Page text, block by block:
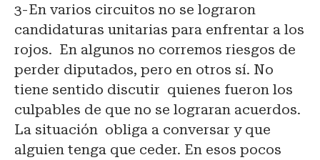
3-En varios circuitos no se lograron
candidaturas unitarias para enfrentar a los
rojos. En algunos no corremos riesgos de
perder diputados, pero en otros sí. No
tiene sentido discutir quienes fueron los
culpables de que no se lograran acuerdos.
La situación obliga a conversar y que
alguien tenga que ceder. En esos pocos